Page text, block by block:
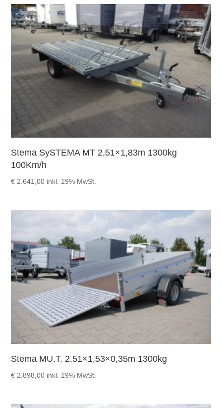
Stema SySTEMA MT 2,51×1,83m 1300kg
100Km/h
€ 2.641,00 inkl. 19% MwSt.
Stema MU.T. 2,51×1,53×0,35m 1300kg
€ 2.898,00 inkl. 19% MwSt.